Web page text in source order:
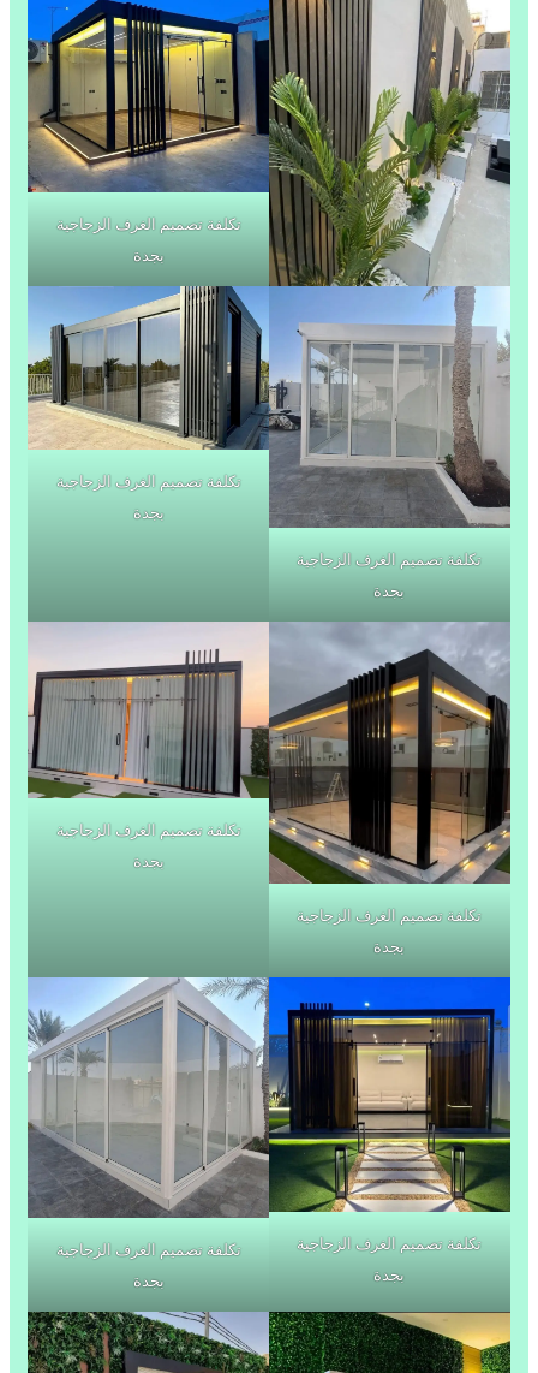
تكلفة تصميم الغرف الزجاجية
بجدة
تكلفة تصميم الغرف الزجاجية
بجدة
تكلفة تصميم الغرف الزجاجية
بجدة
تكلفة تصميم الغرف الزجاجية
بجدة
تكلفة تصميم الغرف الزجاجية
بجدة
تكلفة تصميم الغرف الزجاجية
بجدة
تكلفة تصميم الغرف الزجاجية
بجدة